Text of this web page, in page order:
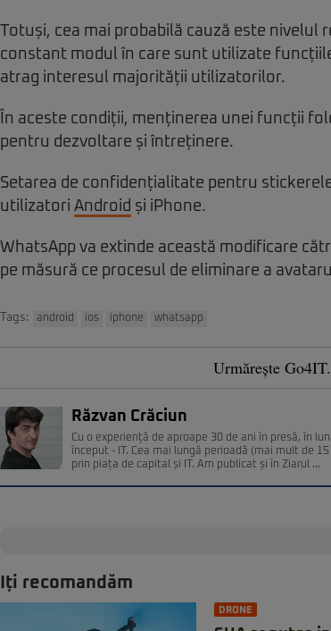
Totuși, cea mai probabilă cauză este
constant modul în care sunt utilizate
atrag interesul majorității utilizatorilor.
În aceste condiții, menținerea unei funcții
pentru dezvoltare și întreținere.
Setarea de confidențialitate pentru
utilizatori Android și iPhone.
WhatsApp va extinde această modificare
pe măsură ce procesul de eliminare a
Tags: android ios iphone whatsapp
Urmărește
Răzvan Crăciun
Cu o experiență de aproape 30 de ani în presă, în
început - IT. Cea mai lungă perioadă (mai mult de
prin piața de capital și IT. Am publicat și în Ziarul ...
Iți recomandăm
DRONE